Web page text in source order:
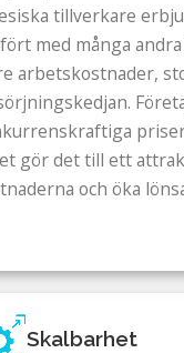
tillverkare
med många
arbetskostnader,
gör det till ett
och öka
Skalbarhet